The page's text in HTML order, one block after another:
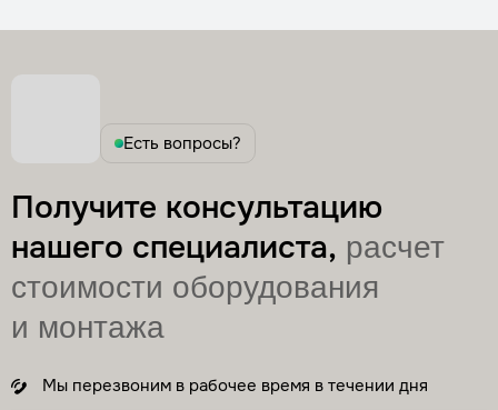
Есть вопросы?
Получите консультацию
нашего специалиста, расчет
стоимости оборудования
и монтажа
Мы перезвоним в рабочее время в течении дня